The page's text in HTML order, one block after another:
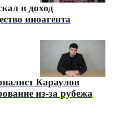
в доход
иноагента
Караулов
из-за рубежа